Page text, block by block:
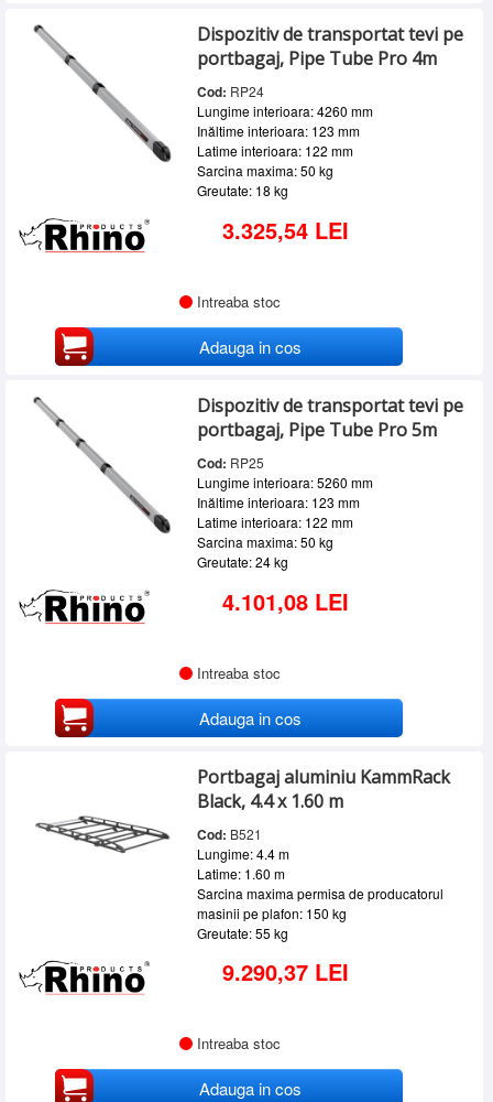
Dispozitiv de transportat tevi pe
portbagaj, Pipe Tube Pro 4m
Cod: RP24
Lungime interioara: 4260 mm
Inăltime interioara: 123 mm
Latime interioara: 122 mm
Sarcina maxima: 50 kg
Greutate: 18 kg
3.325,54 LEI
Intreaba stoc
Adauga in cos
Dispozitiv de transportat tevi pe
portbagaj, Pipe Tube Pro 5m
Cod: RP25
Lungime interioara: 5260 mm
Inăltime interioara: 123 mm
Latime interioara: 122 mm
Sarcina maxima: 50 kg
Greutate: 24 kg
4.101,08 LEI
Intreaba stoc
Adauga in cos
Portbagaj aluminiu KammRack
Black, 4.4 x 1.60 m
Cod: B521
Lungime: 4.4 m
Latime: 1.60 m
Sarcina maxima permisa de producatorul
masinii pe plafon: 150 kg
Greutate: 55 kg
9.290,37 LEI
Intreaba stoc
Adauga in cos